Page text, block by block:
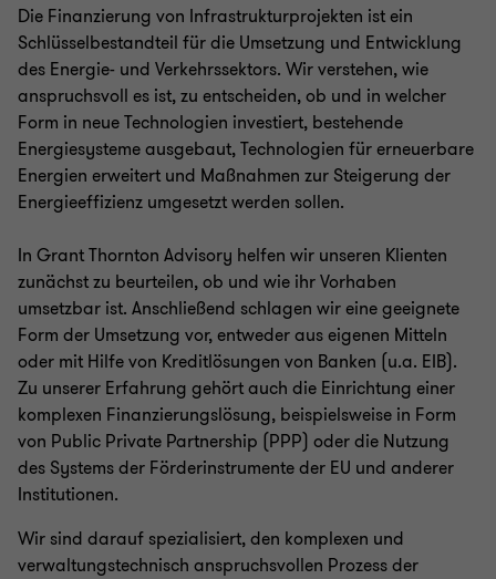
Die Finanzierung von Infrastrukturprojekten ist ein
Schlüsselbestandteil für die Umsetzung und Entwicklung
des Energie- und Verkehrssektors. Wir verstehen, wie
anspruchsvoll es ist, zu entscheiden, ob und in welcher
Form in neue Technologien investiert, bestehende
Energiesysteme ausgebaut, Technologien für erneuerbare
Energien erweitert und Maßnahmen zur Steigerung der
Energieeffizienz umgesetzt werden sollen.
In Grant Thornton Advisory helfen wir unseren Klienten
zunächst zu beurteilen, ob und wie ihr Vorhaben
umsetzbar ist. Anschließend schlagen wir eine geeignete
Form der Umsetzung vor, entweder aus eigenen Mitteln
oder mit Hilfe von Kreditlösungen von Banken (u.a. EIB).
Zu unserer Erfahrung gehört auch die Einrichtung einer
komplexen Finanzierungslösung, beispielsweise in Form
von Public Private Partnership (PPP) oder die Nutzung
des Systems der Förderinstrumente der EU und anderer
Institutionen.
Wir sind darauf spezialisiert, den komplexen und
verwaltungstechnisch anspruchsvollen Prozess der